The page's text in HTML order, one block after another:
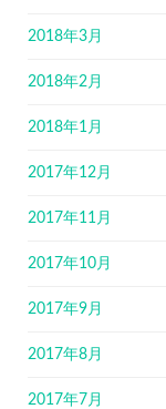
2018年3月
2018年2月
2018年1月
2017年12月
2017年11月
2017年10月
2017年9月
2017年8月
2017年7月